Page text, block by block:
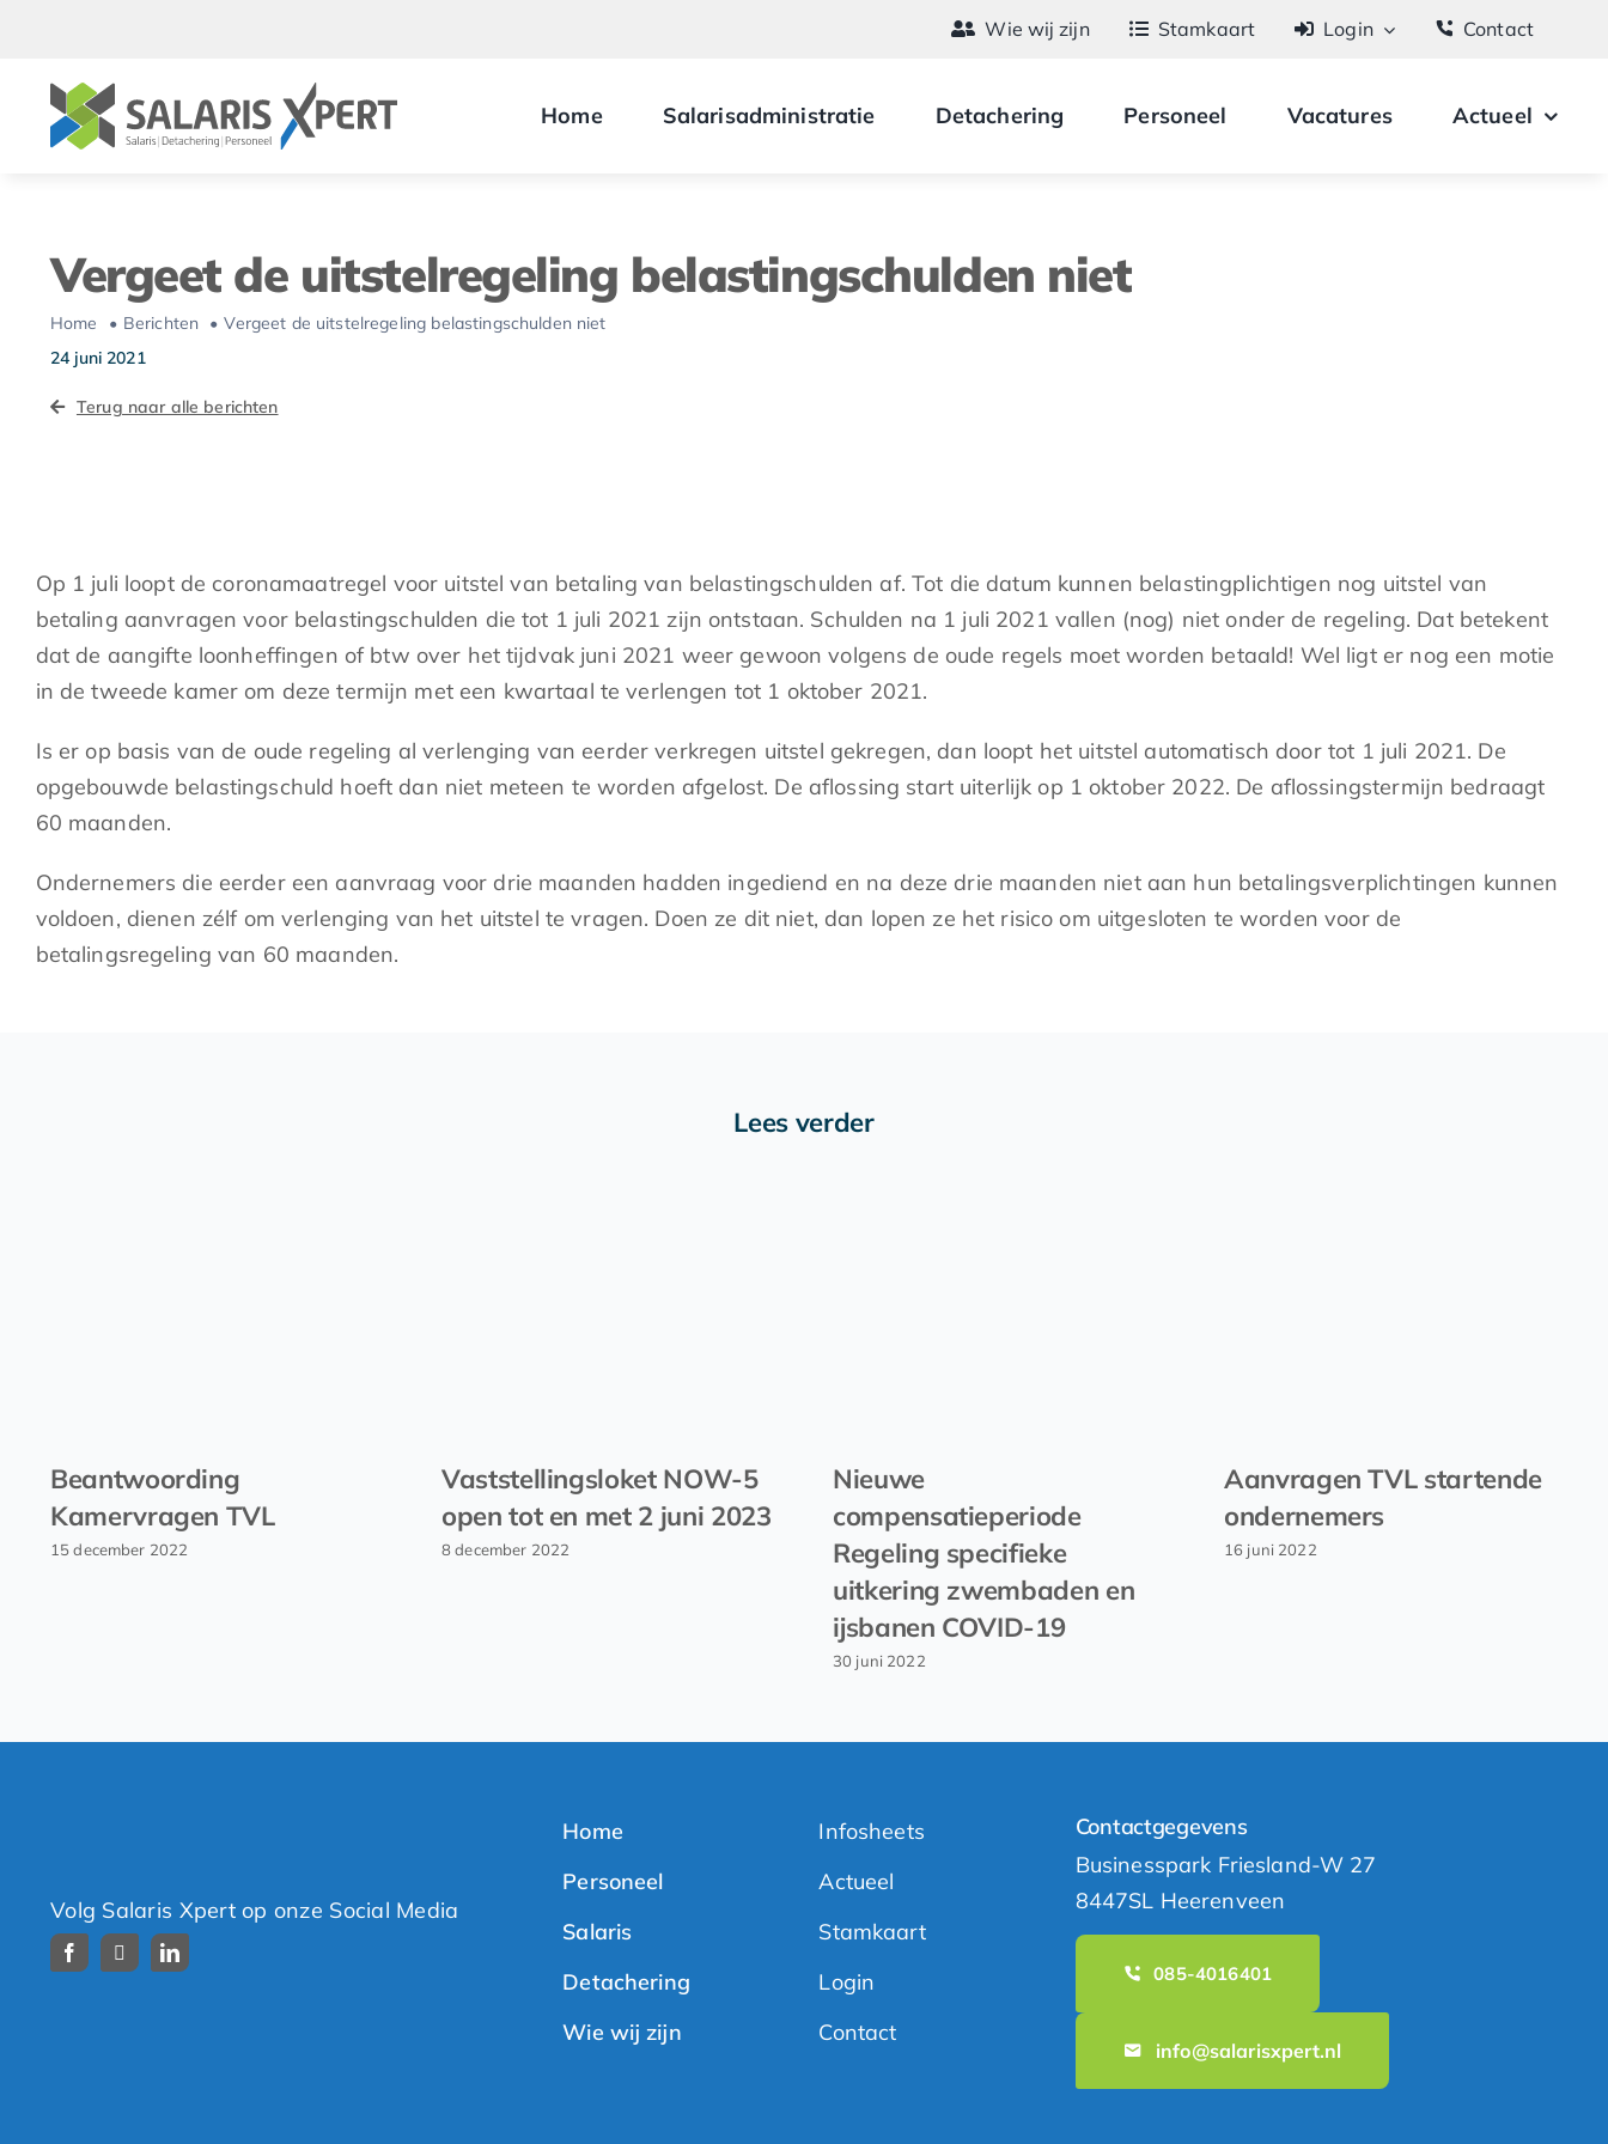
inhoud
Wie wij zijn Stamkaart Login Contact
Home Salarisadministratie Detachering Personeel Vacatures Actueel
Vergeet de uitstelregeling belastingschulden niet
Home Berichten
Vergeet de uitstelregeling belastingschulden niet
24 juni 2021
Terug naar alle berichten
Op 1 juli loopt de coronamaatregel voor uitstel van betaling van belastingschulden af. Tot die datum kunnen belastingplichtigen nog uitstel van
betaling aanvragen voor belastingschulden die tot 1 juli 2021 zijn ontstaan. Schulden na 1 juli 2021 vallen (nog) niet onder de regeling. Dat betekent
dat de aangifte loonheffingen of btw over het tijdvak juni 2021 weer gewoon volgens de oude regels moet worden betaald! Wel ligt er nog een motie
in de tweede kamer om deze termijn met een kwartaal te verlengen tot 1 oktober 2021.
Is er op basis van de oude regeling al verlenging van eerder verkregen uitstel gekregen, dan loopt het uitstel automatisch door tot 1 juli 2021. De
opgebouwde belastingschuld hoeft dan niet meteen te worden afgelost. De aflossing start uiterlijk op 1 oktober 2022. De aflossingstermijn bedraagt
60 maanden.
Ondernemers die eerder een aanvraag voor drie maanden hadden ingediend en na deze drie maanden niet aan hun betalingsverplichtingen kunnen
voldoen, dienen zélf om verlenging van het uitstel te vragen. Doen ze dit niet, dan lopen ze het risico om uitgesloten te worden voor de
betalingsregeling van 60 maanden.
Lees verder
Beantwoording
Kamervragen TVL
15 december 2022
Vaststellingsloket NOW-5
open tot en met 2 juni 2023
8 december 2022
Nieuwe
compensatieperiode
Regeling specifieke
uitkering zwembaden en
ijsbanen COVID-19
30 juni 2022
Aanvragen TVL startende
ondernemers
16 juni 2022
Volg Salaris Xpert op onze Social Media
Home
Personeel
Salaris
Detachering
Wie wij zijn
Infosheets
Actueel
Stamkaart
Login
Contact
Contactgegevens
Businesspark Friesland-W 27
8447SL Heerenveen
085-4016401
info@salarisxpert.nl